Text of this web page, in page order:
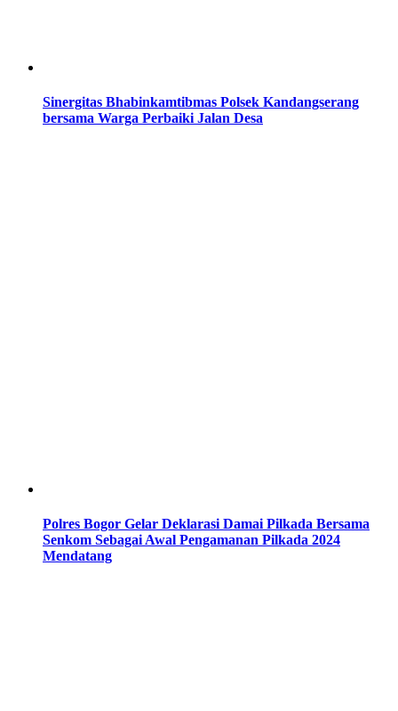
Sinergitas Bhabinkamtibmas Polsek Kandangserang
bersama Warga Perbaiki Jalan Desa
Polres Bogor Gelar Deklarasi Damai Pilkada Bersama
Senkom Sebagai Awal Pengamanan Pilkada 2024
Mendatang